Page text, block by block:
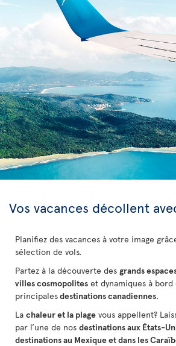
Vos vacances décollent
Planifiez des vacances à votre image
sélection de vols.
Partez à la découverte des grands
villes cosmopolites et dynamiques à bord
principalesdestinations canadiennes.
La chaleur et la plage vous appellent?
par l’une de nos destinations aux États-
destinations au Mexique et dans les